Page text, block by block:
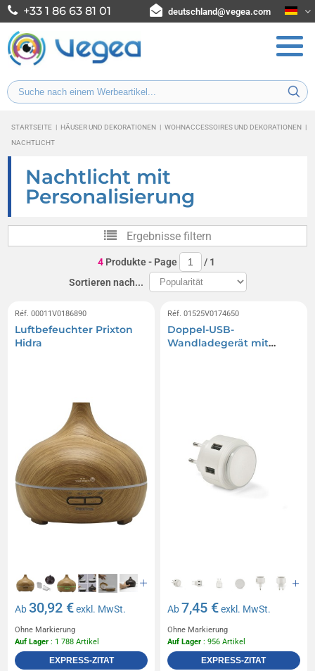
+33 1 86 63 81 01 deutschland@vegea.com
STARTSEITE | HÄUSER UND DEKORATIONEN | WOHNACCESSOIRES UND DEKORATIONEN |
NACHTLICHT
Nachtlicht mit
Personalisierung
Ergebnisse filtern
4 Produkte - Page / 1
Sortieren nach...
Réf. 00011V0186890
Luftbefeuchter Prixton
Hidra
Ab30,92 €exkl. MwSt.
Ohne Markierung
Auf Lager : 1 788 Artikel
EXPRESS-ZITAT
Réf. 01525V0174650
Doppel-USB-
Wandladegerät mit
Ab7,45 €exkl. MwSt.
Ohne Markierung
Auf Lager : 956 Artikel
EXPRESS-ZITAT